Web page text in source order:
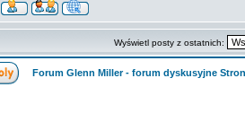
Wyświetl posty z ostatnich:
Forum Glenn Miller - forum dyskusyjne